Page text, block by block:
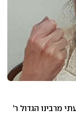
מרבינו הגדול ר’